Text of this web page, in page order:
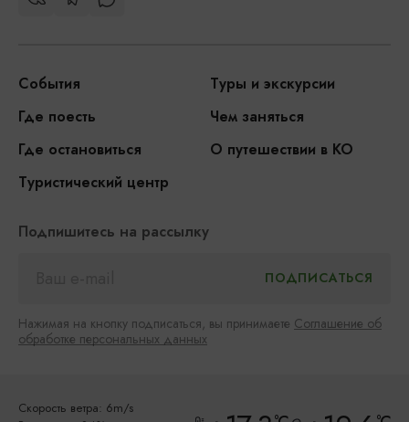
События
Туры и экскурсии
Где поесть
Чем заняться
Где остановиться
О путешествии в КО
Туристический центр
Подпишитесь на рассылку
Нажимая на кнопку подписаться, вы принимаете Соглашение об
обработке персональных данных
Скорость ветра: 6m/s